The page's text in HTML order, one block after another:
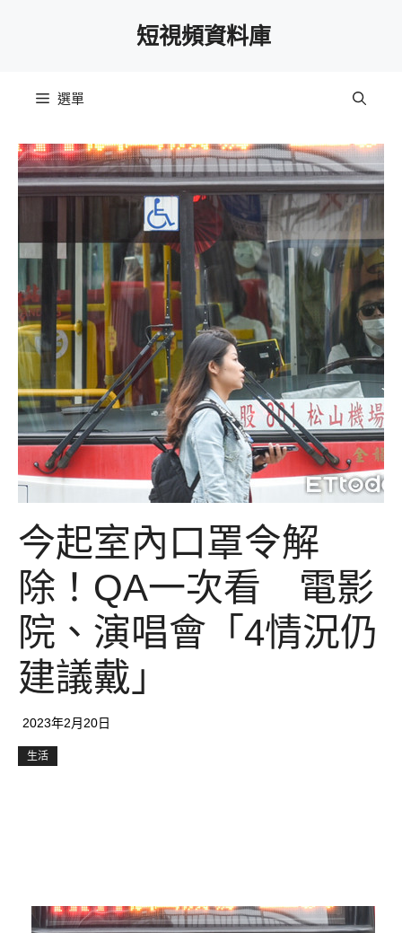
短視頻資料庫
選單
今起室內口罩令解
除！QA一次看 電影
院、演唱會「4情況仍
建議戴」
2023年2月20日
生活